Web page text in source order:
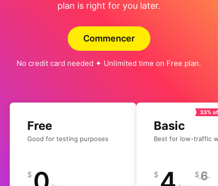
plan is right for you later.
Commencer
No credit card needed ✦ Unlimited time on Free plan.
Free
Good for testing purposes
$
Basic
Best for low-traffic
33%
$ $6